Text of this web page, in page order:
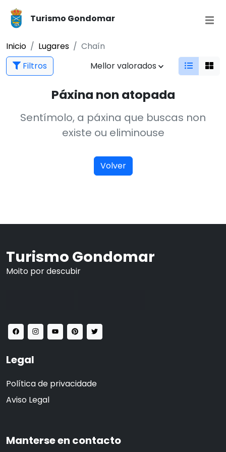
Turismo Gondomar
Inicio Lugares
Chaín
Filtros
Mellor valorados
Páxina non atopada
Sentímolo, a páxina que buscas non
existe ou eliminouse
Volver
Turismo Gondomar
Moito por descubir
Legal
Política de privacidade
Aviso Legal
Manterse en contacto